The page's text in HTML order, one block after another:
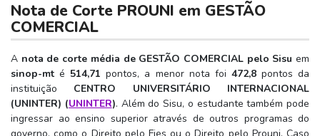
ENEM
Enem 2026 - Tudo o que você precisa saber
Enem – O que é
Enem – Quem pode fazer
Enem – Para que serve
SISU
Sisu 2026 – Tudo o que você precisa saber
SISU – O que é
SISU – Quem pode participar
PROUNI
Prouni 2026 – Tudo o que você precisa saber
FIES
Nota de Corte PROUNI em GESTÃO
COMERCIAL
A nota de corte média de GESTÃO COMERCIAL pelo Sisu em
sinop-mt é 514,71 pontos, a menor nota foi 472,8pontos da
instituição CENTRO UNIVERSITÁRIO INTERNACIONAL
(UNINTER) (UNINTER). Além do Sisu, o estudante também pode
ingressar ao ensino superior através de outros programas do